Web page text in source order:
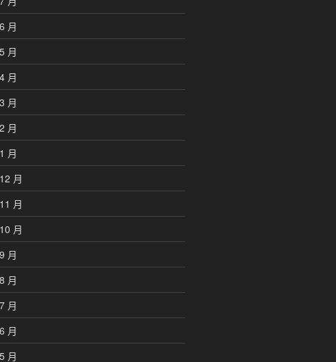
月
月
月
月
月
月
月
月
月
月
月
月
月
月